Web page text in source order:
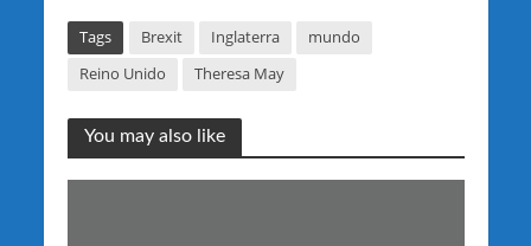
Tags Brexit Inglaterra
mundo
Reino Unido
Theresa May
You may also like